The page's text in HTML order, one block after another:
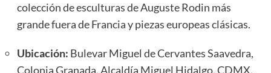
colección de esculturas de Auguste Rodin más
grande fuera de Francia y piezas europeas clásicas.
Ubicación: Bulevar Miguel de Cervantes Saavedra,
Colonia Granada, Alcaldía Miguel Hidalgo, CDMX.